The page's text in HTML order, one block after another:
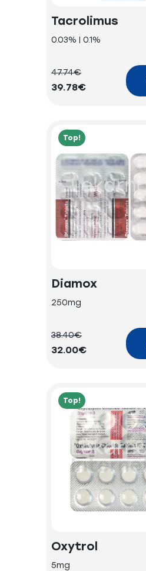
Tacrolimus
0.03% | 0.1%
47.74€
39.78€
Top!
Diamox
250mg
38.40€
32.00€
Top!
Oxytrol
5mg